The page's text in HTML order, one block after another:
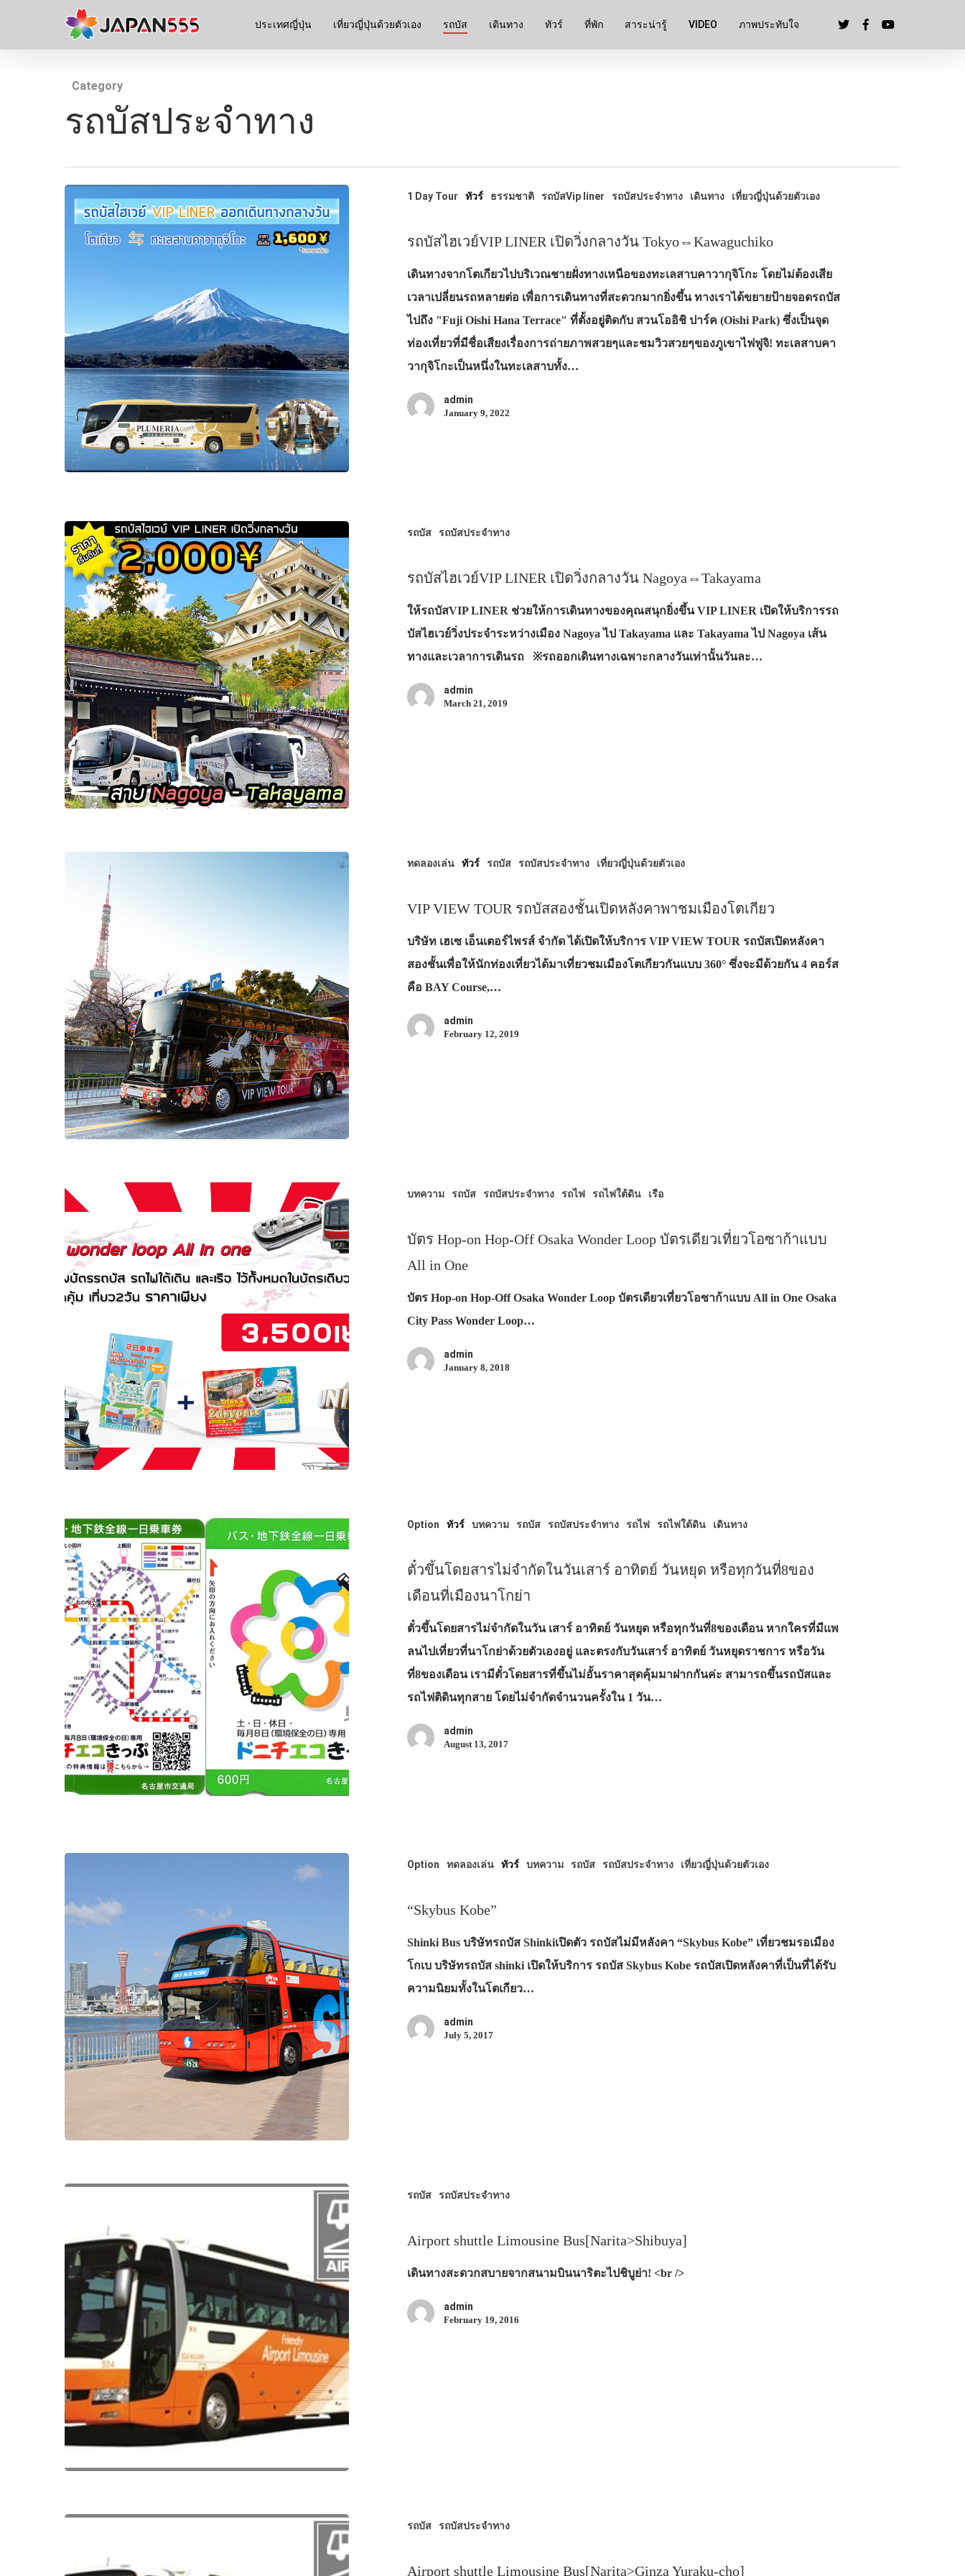
ประเทศญี่ปุ่น เที่ยวญี่ปุ่นด้วยตัวเอง รถบัส เดินทาง ทัวร์ ที่พัก สาระน่ารู้ VIDEO ภาพประทับใจ
Category
รถบัสประจำทาง
1 Day Tour ทัวร์ ธรรมชาติ รถบัสVip liner รถบัสประจำทาง เดินทาง เที่ยวญี่ปุ่นด้วยตัวเอง
รถบัสไฮเวย์VIP LINER เปิดวิ่งกลางวัน Tokyo⇔Kawaguchiko
เดินทางจากโตเกียวไปบริเวณชายฝั่งทางเหนือของทะเลสาบคาวากุจิโกะ โดยไม่ต้องเสีย
เวลาเปลี่ยนรถหลายต่อ เพื่อการเดินทางที่สะดวกมากยิ่งขึ้น ทางเราได้ขยายป้ายจอดรถบัส
ไปถึง "Fuji Oishi Hana Terrace" ที่ตั้งอยู่ติดกับ สวนโออิชิ ปาร์ค (Oishi Park) ซึ่งเป็นจุด
ท่องเที่ยวที่มีชื่อเสียงเรื่องการถ่ายภาพสวยๆและชมวิวสวยๆของภูเขาไฟฟูจิ! ทะเลสาบคา
วากุจิโกะเป็นหนึ่งในทะเลสาบทั้ง…
admin
January 9, 2022
รถบัส รถบัสประจำทาง
รถบัสไฮเวย์VIP LINER เปิดวิ่งกลางวันNagoya⇔Takayama
ให้รถบัสVIP LINER ช่วยให้การเดินทางของคุณสนุกยิ่งขึ้น VIP LINER เปิดให้บริการรถ
บัสไฮเวย์วิ่งประจำระหว่างเมือง Nagoya ไป Takayama และ Takayama ไป Nagoya เส้น
ทางและเวลาการเดินรถ ※รถออกเดินทางเฉพาะกลางวันเท่านั้นวันละ…
admin
March 21, 2019
ทดลองเล่น ทัวร์ รถบัส รถบัสประจำทาง เที่ยวญี่ปุ่นด้วยตัวเอง
VIP VIEW TOUR รถบัสสองชั้นเปิดหลังคาพาชมเมืองโตเกียว
บริษัท เฮเซ เอ็นเตอร์ไพรส์ จำกัด ได้เปิดให้บริการ VIP VIEW TOUR รถบัสเปิดหลังคา
สองชั้นเพื่อให้นักท่องเที่ยวได้มาเที่ยวชมเมืองโตเกียวกันแบบ 360° ซึ่งจะมีด้วยกัน 4 คอร์ส
คือ BAY Course,…
admin
February 12, 2019
บทความ รถบัส รถบัสประจำทาง รถไฟ รถไฟใต้ดิน เรือ
บัตร Hop-on Hop-Off Osaka Wonder Loop บัตรเดียวเที่ยวโอซาก้าแบบ
All in One
บัตร Hop-on Hop-Off Osaka Wonder Loop บัตรเดียวเที่ยวโอซาก้าแบบ All in One Osaka
City Pass Wonder Loop…
admin
January 8, 2018
Option ทัวร์ บทความ รถบัส รถบัสประจำทาง รถไฟ รถไฟใต้ดิน เดินทาง
ตั๋วขึ้นโดยสารไม่จำกัดในวันเสาร์ อาทิตย์ วันหยุด หรือทุกวันที่8ของ
เดือนที่เมืองนาโกย่า
ตั๋วขึ้นโดยสารไม่จำกัดในวัน เสาร์ อาทิตย์ วันหยุด หรือทุกวันที่8ของเดือน หากใครที่มีแพ
ลนไปเที่ยวที่นาโกย่าด้วยตัวเองอยู่ และตรงกับวันเสาร์ อาทิตย์ วันหยุดราชการ หรือวัน
ที่8ของเดือน เรามีตั๋วโดยสารที่ขึ้นไม่อั้นราคาสุดคุ้มมาฝากกันค่ะ สามารถขึ้นรถบัสและ
รถไฟติดินทุกสาย โดยไม่จำกัดจำนวนครั้งใน 1 วัน…
admin
August 13, 2017
Option ทดลองเล่น ทัวร์ บทความ รถบัส รถบัสประจำทาง เที่ยวญี่ปุ่นด้วยตัวเอง
“Skybus Kobe”
Shinki Bus บริษัทรถบัส Shinkiเปิดตัว รถบัสไม่มีหลังคา “Skybus Kobe” เที่ยวชมรอเมือง
โกเบ บริษัทรถบัส shinki เปิดให้บริการ รถบัส Skybus Kobe รถบัสเปิดหลังคาที่เป็นที่ได้รับ
ความนิยมทั้งในโตเกียว…
admin
July 5, 2017
รถบัส รถบัสประจำทาง
Airport shuttle Limousine Bus[Narita>Shibuya]
เดินทางสะดวกสบายจากสนามบินนาริตะไปชิบูย่า! <br />
admin
February 19, 2016
รถบัส รถบัสประจำทาง
Airport shuttle Limousine Bus[Narita>Ginza Yuraku-cho]